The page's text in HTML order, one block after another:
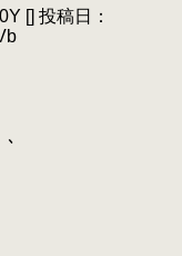
[] 投稿日：